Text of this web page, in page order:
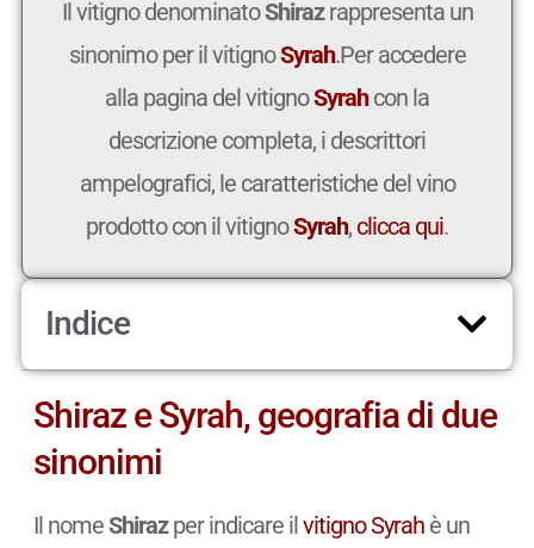
Il vitigno denominatoShirazrappresenta un
sinonimo per il vitignoSyrah.Per accedere
alla pagina del vitignoSyrahcon la
descrizione completa, i descrittori
ampelografici, le caratteristiche del vino
prodotto con il vitignoSyrah, clicca qui.
Indice
Shiraz e Syrah, geografia di due
sinonimi
Il nomeShirazper indicare ilvitignoSyrahè un